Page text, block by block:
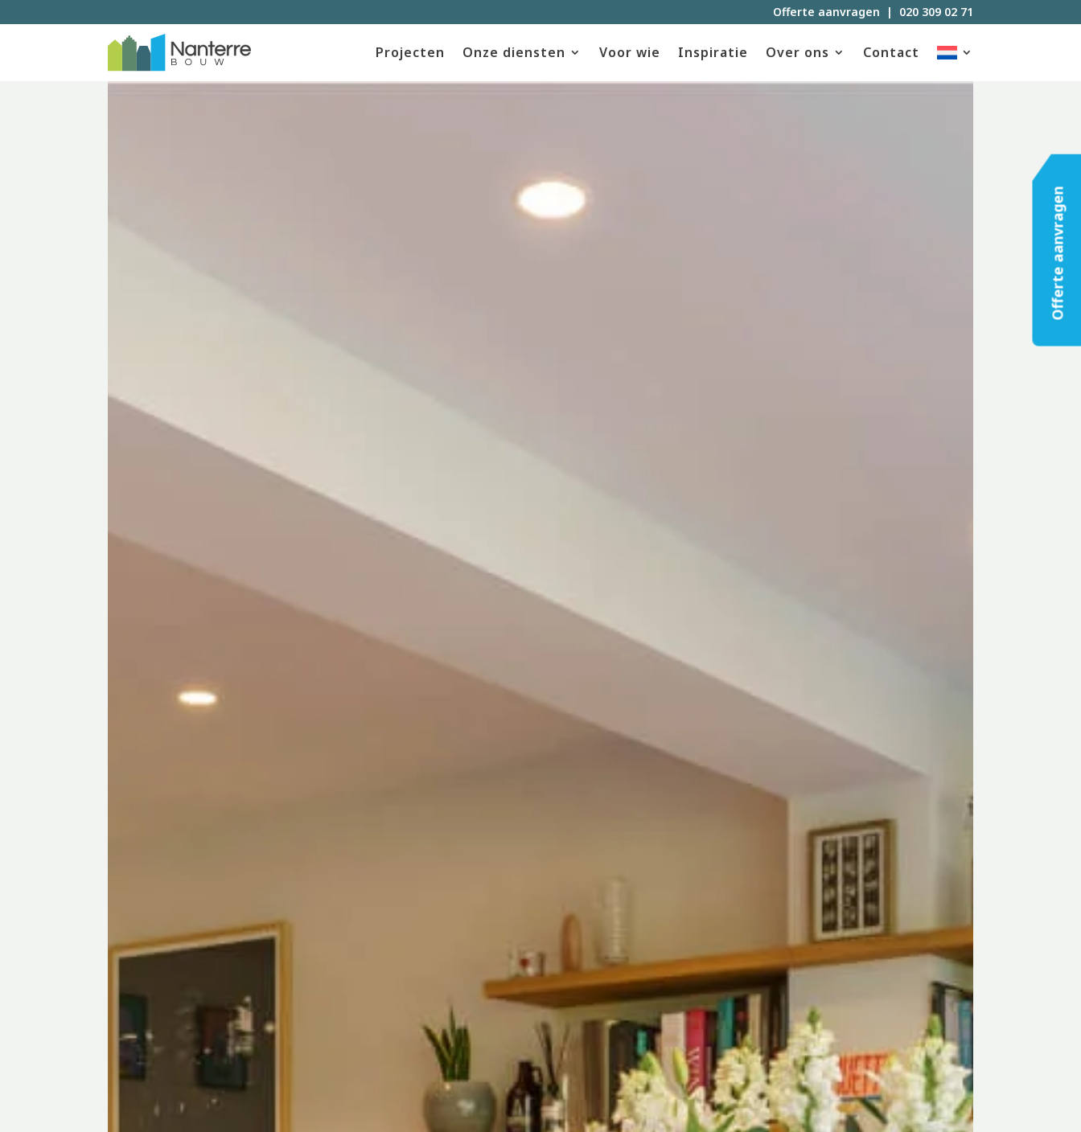
Offerte aanvragen | 020 309 02 71
Projecten Onze diensten Voor wie Inspiratie Over ons Contact
Offerte aanvragen